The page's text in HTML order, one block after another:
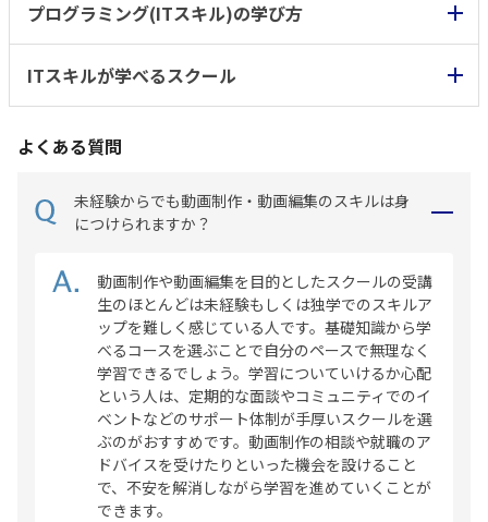
プログラミング(ITスキル)の学び方
ITスキルが学べるスクール
よくある質問
未経験からでも動画制作・動画編集のスキルは身
につけられますか？
動画制作や動画編集を目的としたスクールの受講
生のほとんどは未経験もしくは独学でのスキルア
ップを難しく感じている人です。基礎知識から学
べるコースを選ぶことで自分のペースで無理なく
学習できるでしょう。学習についていけるか心配
という人は、定期的な面談やコミュニティでのイ
ベントなどのサポート体制が手厚いスクールを選
ぶのがおすすめです。動画制作の相談や就職のア
ドバイスを受けたりといった機会を設けること
で、不安を解消しながら学習を進めていくことが
できます。